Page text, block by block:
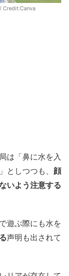
Credit:Canva
は「鼻に水を入
としつつも、 顔
いよう注意する
遊ぶ際にも水を
声明も出されて